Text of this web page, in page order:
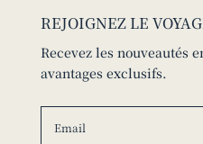
REJOIGNEZ LE
Recevez les nouveautés
avantages exclusifs.